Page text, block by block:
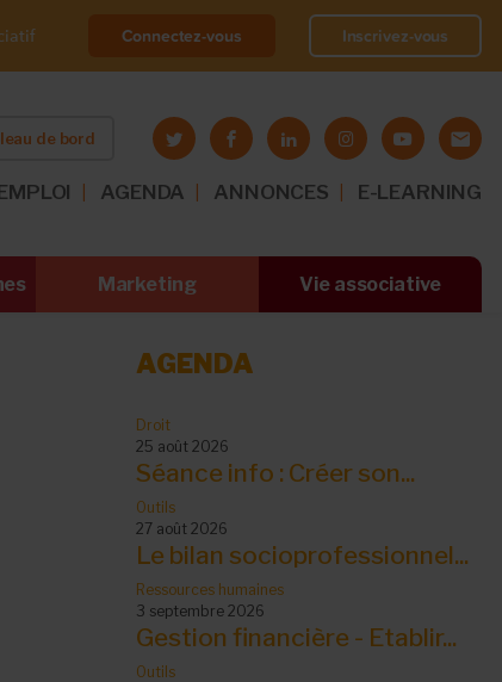
Connectez-vous Inscrivez-vous
de bord
AGENDA ANNONCES E-LEARNING
Marketing Vie associative
AGENDA
Droit
25 août 2026
Séance info : Créer son...
Outils
27 août 2026
Le bilan socioprofessionnel...
Ressources humaines
3 septembre 2026
Gestion financière - Etablir...
Outils